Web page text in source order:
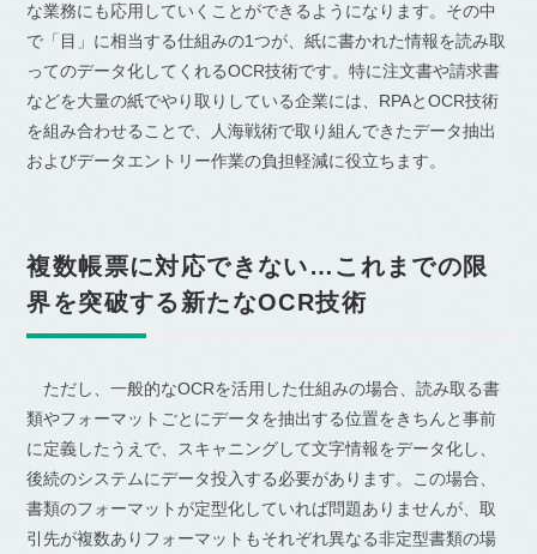
な業務にも応用していくことができるようになります。その中
で「目」に相当する仕組みの1つが、紙に書かれた情報を読み取
ってのデータ化してくれるOCR技術です。特に注文書や請求書
などを大量の紙でやり取りしている企業には、RPAとOCR技術
を組み合わせることで、人海戦術で取り組んできたデータ抽出
およびデータエントリー作業の負担軽減に役立ちます。
複数帳票に対応できない…これまでの限
界を突破する新たなOCR技術
ただし、一般的なOCRを活用した仕組みの場合、読み取る書
類やフォーマットごとにデータを抽出する位置をきちんと事前
に定義したうえで、スキャニングして文字情報をデータ化し、
後続のシステムにデータ投入する必要があります。この場合、
書類のフォーマットが定型化していれば問題ありませんが、取
引先が複数ありフォーマットもそれぞれ異なる非定型書類の場